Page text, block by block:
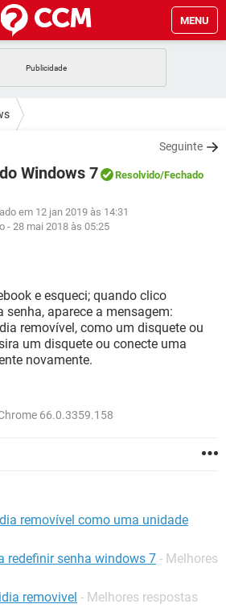
MENU
GMAIL
GMAIL
WHATSAPP
EXCEL
WHATSAPP
GMAIL
EXCEL
GMAIL
Seguinte
Windows 7 Resolvido/Fechado
em 12 jan 2019 às 14:31
-28 mai 2018 às 05:25
e esqueci; quando clico
senha, aparece a mensagem:
removível, como um disquete ou
um disquete ou conecte uma
novamente.
66.0.3359.158
removível como uma unidade
redefinir senha windows 7 - Melhores
removivel - Melhores respostas